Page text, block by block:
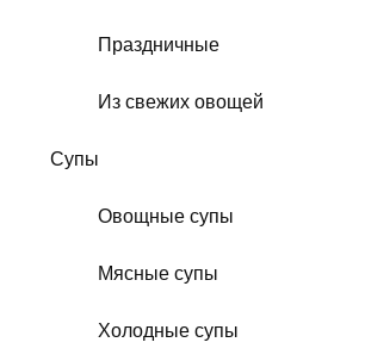
Праздничные
Из свежих овощей
Супы
Овощные супы
Мясные супы
Холодные супы